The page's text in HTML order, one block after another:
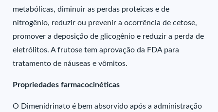
metabólicas, diminuir as perdas proteicas e de
nitrogênio, reduzir ou prevenir a ocorrência de cetose,
promover a deposição de glicogênio e reduzir a perda de
eletrólitos. A frutose tem aprovação da FDA para
tratamento de náuseas e vômitos.
Propriedades farmacocinéticas
O Dimenidrinato é bem absorvido após a administração